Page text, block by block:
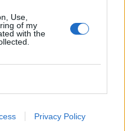
Use,
of my
with the
Privacy Policy